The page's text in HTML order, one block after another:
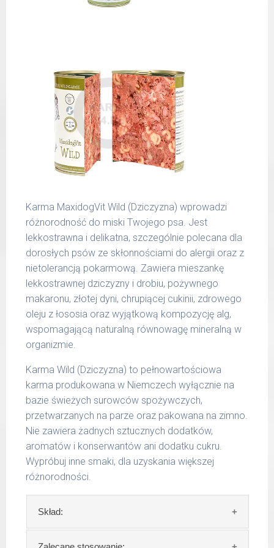
25 kg
26 -
35 kg
800 g
50 kg
1000 g
51 -
65 kg
1200 g
Podane liczby są wartościami orientacyjnymi.
Indywidualne potrzeby zależne są od rasy,
aktywności, warunków hodowli oraz innych
czynników.
Waga netto/Nr art.: 200 g/1001 | 400
g/1017 | 800 g/1025
Karma MaxidogVit Wild (Dziczyzna) wprowadzi
różnorodność do miski Twojego psa. Jest
lekkostrawna i delikatna, szczególnie polecana dla
dorosłych psów ze skłonnościami do alergii oraz z
nietolerancją pokarmową. Zawiera mieszankę
lekkostrawnej dziczyzny i drobiu, pożywnego
makaronu, złotej dyni, chrupiącej cukinii, zdrowego
oleju z łososia oraz wyjątkową kompozycję alg,
wspomagającą naturalną równowagę mineralną w
organizmie.
Karma Wild (Dziczyzna) to pełnowartościowa
karma produkowana w Niemczech wyłącznie na
bazie świeżych surowców spożywczych,
przetwarzanych na parze oraz pakowana na zimno.
Nie zawiera żadnych sztucznych dodatków,
aromatów i konserwantów ani dodatku cukru.
Wypróbuj inne smaki, dla uzyskania większej
różnorodności.
Skład: